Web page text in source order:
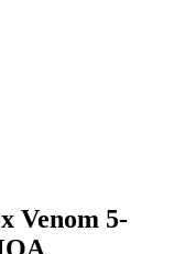
Venom 5-